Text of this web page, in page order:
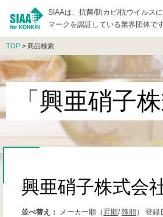
SIAAは、抗菌/防カビ/抗ウイルス
マークを認証している業界団体です
TOP > 商品検索
「興亜硝子
興亜硝子株式会
並べ替え： メーカー順（昇順/ 降順） 登録